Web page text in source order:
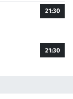
21:30
21:30